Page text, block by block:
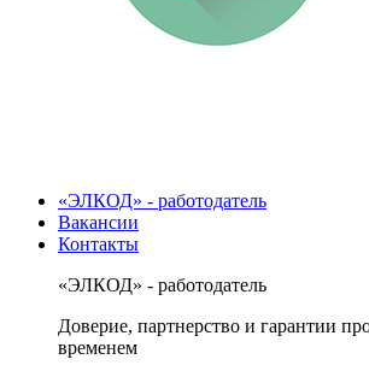
«ЭЛКОД» - работодатель
Вакансии
Контакты
«ЭЛКОД» - работодатель
Доверие, партнерство и гарантии
временем